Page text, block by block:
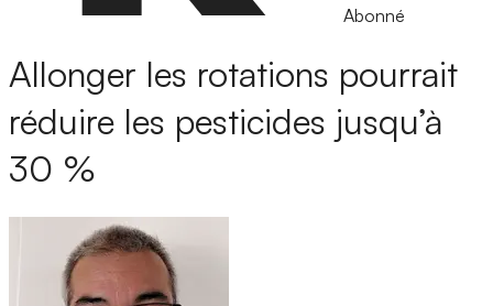
Abonné
Allonger les rotations pourrait
réduire les pesticides jusqu’à
30 %